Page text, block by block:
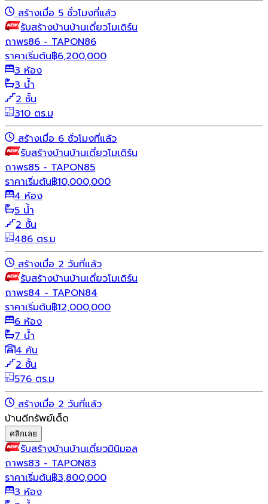
สร้างเมื่อ 5 ชั่วโมงที่แล้ว
รับสร้างบ้านบ้านเดี่ยวโมเดิร์น
ถาพร86 - TAPON86
ราคาเริ่มต้น฿6,200,000
3 ห้อง
3 น้ำ
2 ชั้น
310 ตร.ม
สร้างเมื่อ 6 ชั่วโมงที่แล้ว
รับสร้างบ้านบ้านเดี่ยวโมเดิร์น
ถาพร85 - TAPON85
ราคาเริ่มต้น฿10,000,000
4 ห้อง
5 น้ำ
2 ชั้น
486 ตร.ม
สร้างเมื่อ 2 วันที่แล้ว
รับสร้างบ้านบ้านเดี่ยวโมเดิร์น
ถาพร84 - TAPON84
ราคาเริ่มต้น฿12,000,000
6 ห้อง
7 น้ำ
4 คัน
2 ชั้น
576 ตร.ม
สร้างเมื่อ 2 วันที่แล้ว
บ้านดีทรัพย์เด็ด
คลิกเลย
รับสร้างบ้านบ้านเดี่ยวมินิมอล
ถาพร83 - TAPON83
ราคาเริ่มต้น฿3,800,000
3 ห้อง